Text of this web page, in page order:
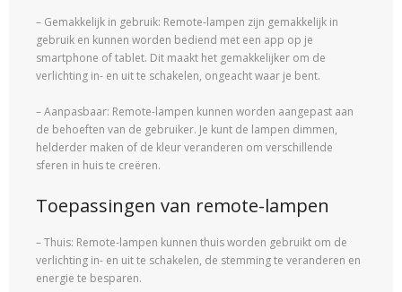
– Gemakkelijk in gebruik: Remote-lampen zijn gemakkelijk in
gebruik en kunnen worden bediend met een app op je
smartphone of tablet. Dit maakt het gemakkelijker om de
verlichting in- en uit te schakelen, ongeacht waar je bent.
– Aanpasbaar: Remote-lampen kunnen worden aangepast aan
de behoeften van de gebruiker. Je kunt de lampen dimmen,
helderder maken of de kleur veranderen om verschillende
sferen in huis te creëren.
Toepassingen van remote-lampen
– Thuis: Remote-lampen kunnen thuis worden gebruikt om de
verlichting in- en uit te schakelen, de stemming te veranderen en
energie te besparen.